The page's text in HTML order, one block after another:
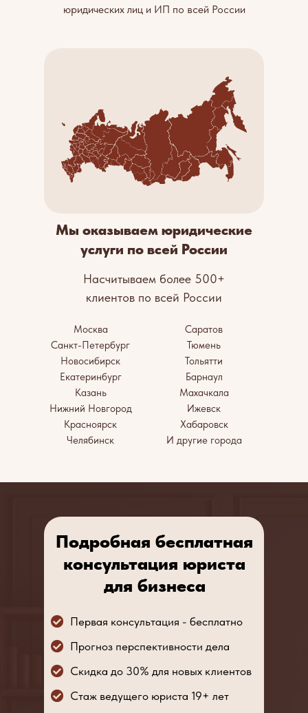
юридических лиц и ИП по всей России
Мы оказываем юридические
услуги по всей России
Москва
Санкт-Петербург
Новосибирск
Екатеринбург
Казань
Нижний Новгород
Красноярск
Челябинск
Саратов
Тюмень
Тольятти
Барнаул
Махачкала
Ижевск
Хабаровск
И другие города
Насчитываем более 500+
клиентов по всей России
Подробная бесплатная
консультация юриста
для бизнеса
Первая консультация - бесплатно
Прогноз перспективности дела
Скидка до 30% для новых клиентов
Стаж ведущего юриста 19+ лет